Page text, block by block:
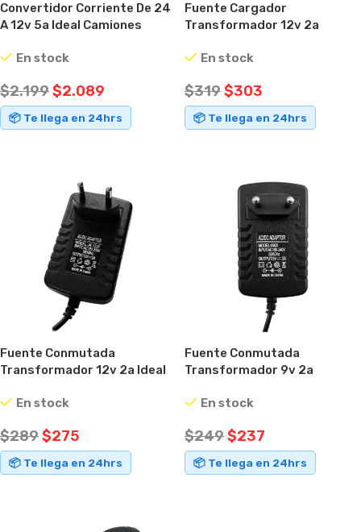
Convertidor Corriente De 24
A 12v 5a Ideal Camiones
En stock
$2.199$2.089
📦 Te llega en 24hrs
Fuente Cargador
Transformador 12v 2a
NegroEn stock
$319$303
📦 Te llega en 24hrs
Fuente Conmutada
Transformador 12v 2a Ideal
En stock
$289$275
📦 Te llega en 24hrs
Fuente Conmutada
Transformador 9v 2a
En stock
$249$237
📦 Te llega en 24hrs